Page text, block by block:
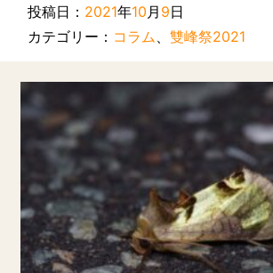
投稿日： 2021年10月 9日
カテゴリー： コラム、 雙峰祭2021